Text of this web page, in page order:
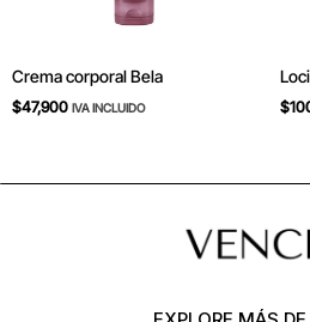
Crema corporal Bela
$47,900 IVA INCLUIDO $